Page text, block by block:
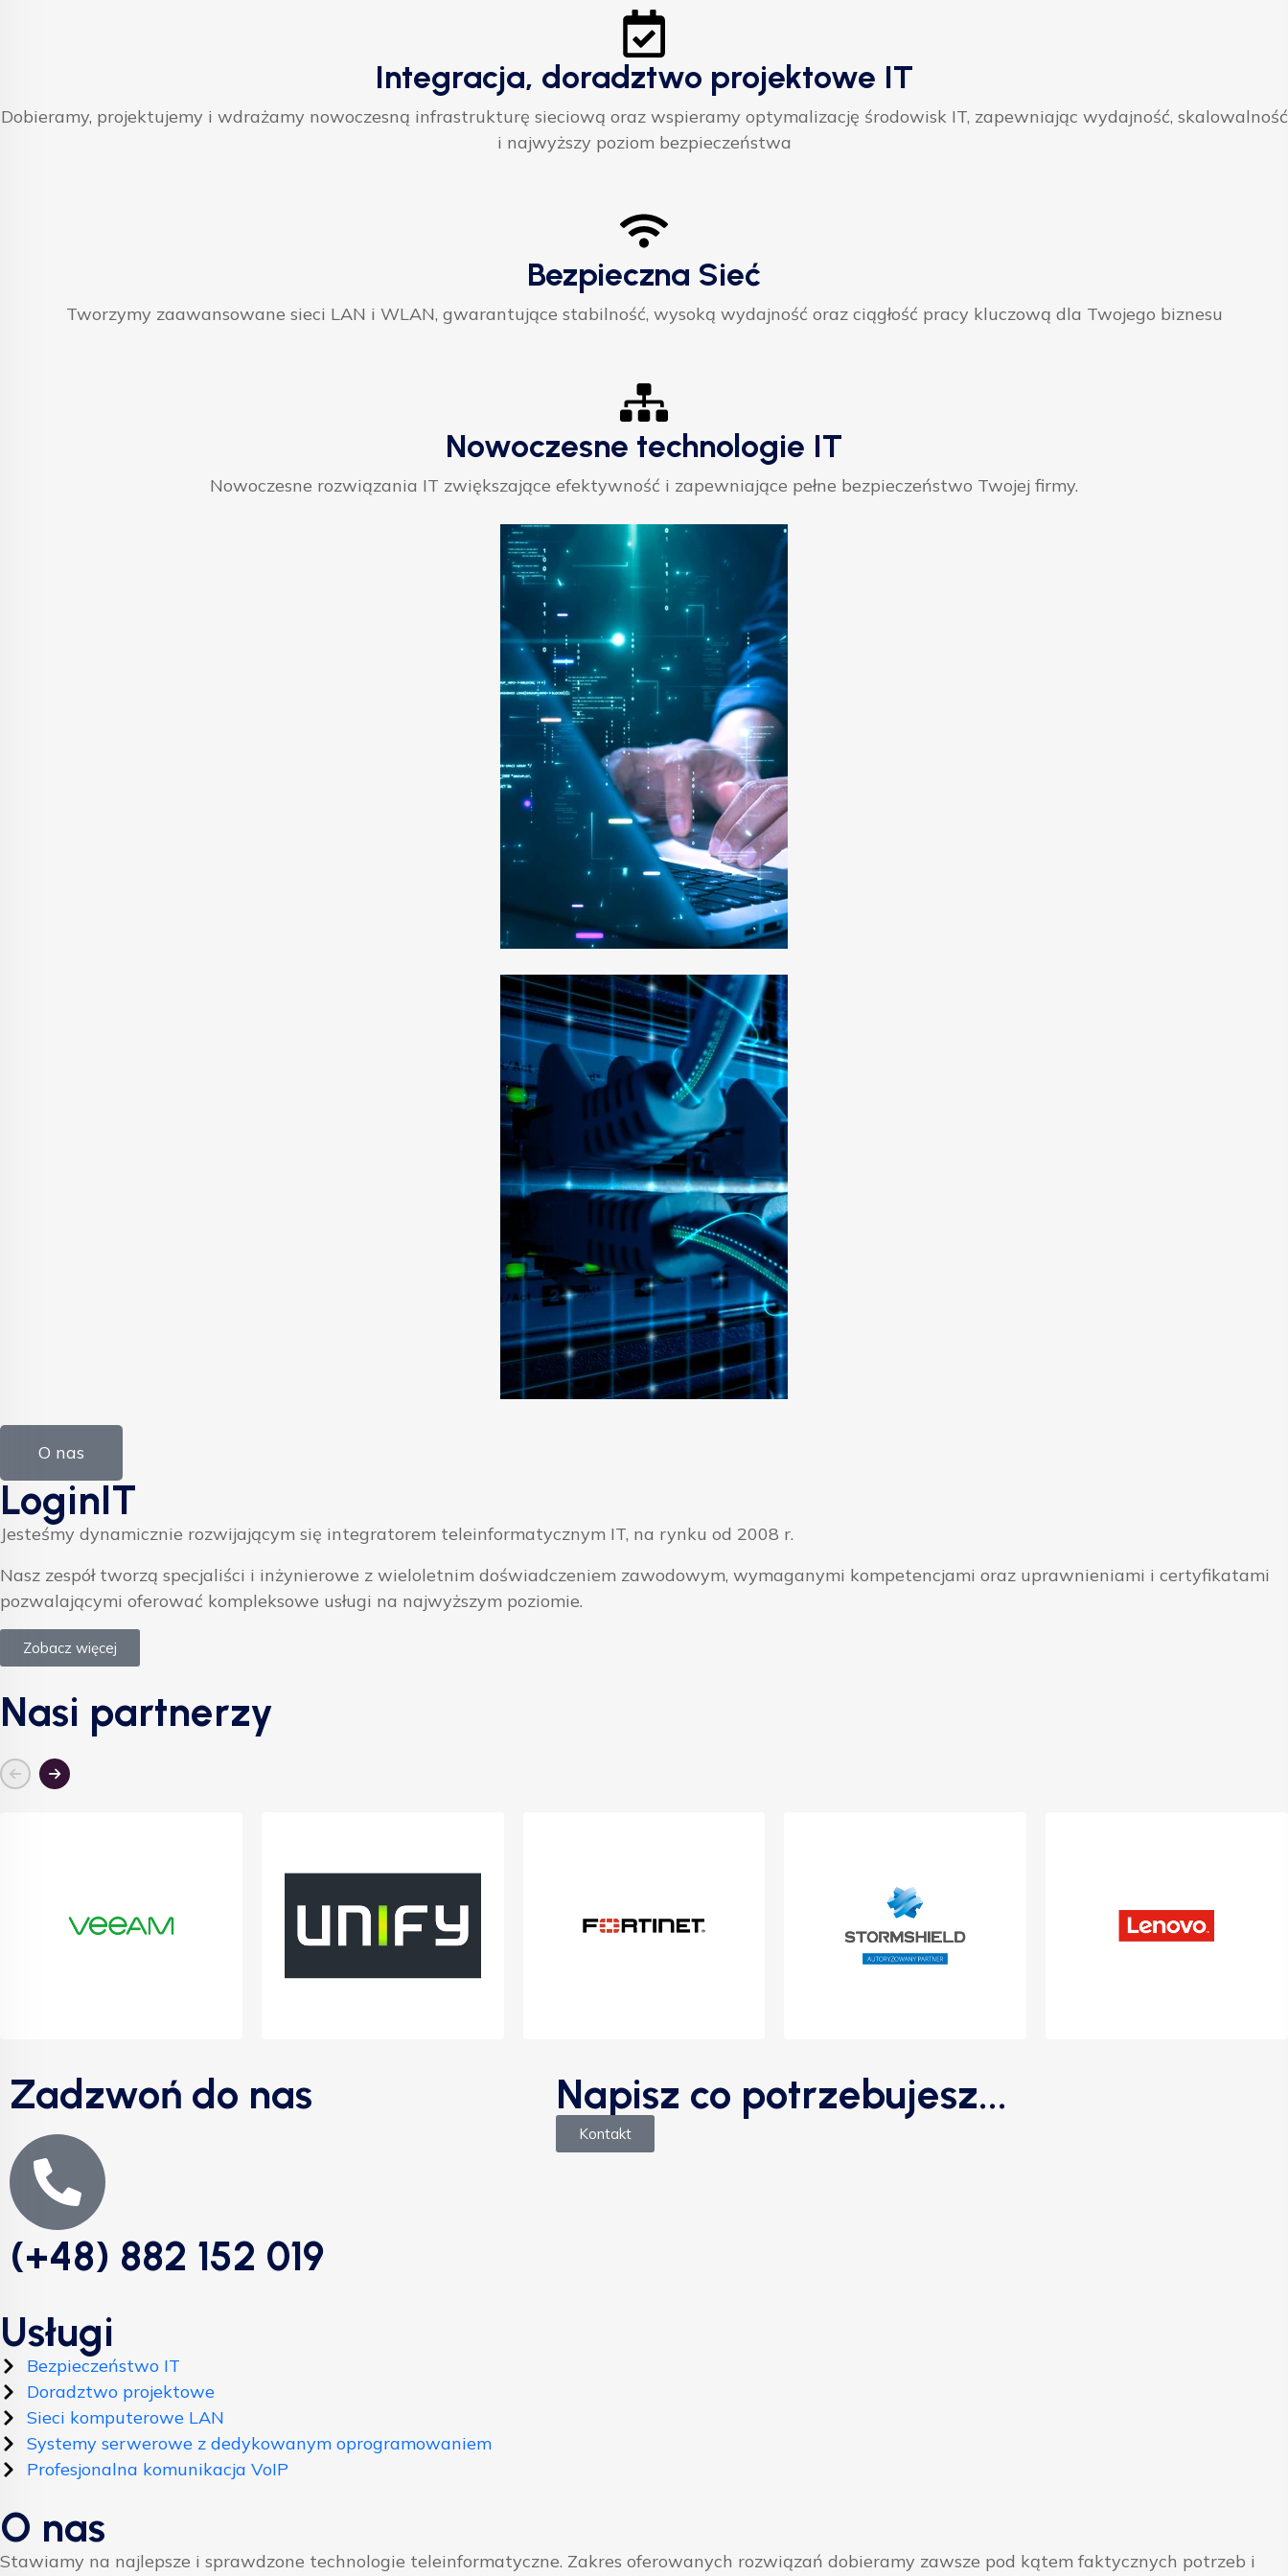
Integracja, doradztwo projektowe IT
Dobieramy, projektujemy i wdrażamy nowoczesną infrastrukturę sieciową oraz wspieramy optymalizację środowisk IT, zapewniając wydajność, skalowalność
i najwyższy poziom bezpieczeństwa
Bezpieczna Sieć
Tworzymy zaawansowane sieci LAN i WLAN, gwarantujące stabilność, wysoką wydajność oraz ciągłość pracy kluczową dla Twojego biznesu
Nowoczesne technologie IT
Nowoczesne rozwiązania IT zwiększające efektywność i zapewniające pełne bezpieczeństwo Twojej firmy.
O nas
LoginIT
Jesteśmy dynamicznie rozwijającym się integratorem teleinformatycznym IT, na rynku od 2008 r.
Nasz zespół tworzą specjaliści i inżynierowe z wieloletnim doświadczeniem zawodowym, wymaganymi kompetencjami oraz uprawnieniami i certyfikatami
pozwalającymi oferować kompleksowe usługi na najwyższym poziomie.
Zobacz więcej
Nasi partnerzy
Zadzwoń do nas
(+48) 882 152 019
Napisz co potrzebujesz...
Kontakt
Usługi
Bezpieczeństwo IT
Doradztwo projektowe
Sieci komputerowe LAN
Systemy serwerowe z dedykowanym oprogramowaniem
Profesjonalna komunikacja VoIP
O nas
Stawiamy na najlepsze i sprawdzone technologie teleinformatyczne. Zakres oferowanych rozwiązań dobieramy zawsze pod kątem faktycznych potrzeb i